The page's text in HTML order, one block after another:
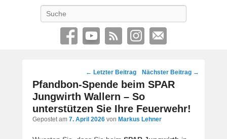
Post
navigation
← Letzter Beitrag Nächster Beitrag →
Pfandbon-Spende beim SPAR
Jungwirth Wallern – So
unterstützen Sie Ihre Feuerwehr!
Gepostet am 7. April 2026 von Markus Lehner